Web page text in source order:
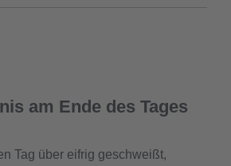
am Ende des Tages
Tag über eifrig geschweißt,